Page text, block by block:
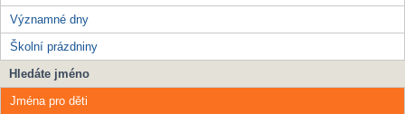
Významné dny
Školní prázdniny
Hledáte jméno
Jména pro děti